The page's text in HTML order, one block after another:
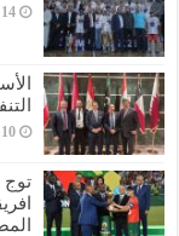
14 يوليو,2023
10 يوليو,2023